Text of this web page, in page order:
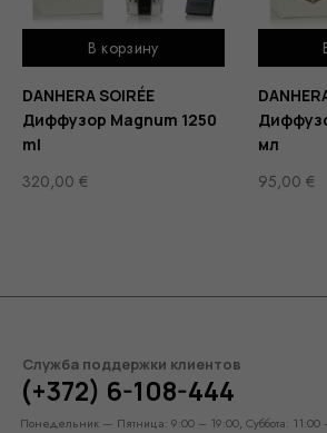
В корзину
DANHERA SOIRÉE
Диффузор Magnum 1250
ml
320,00 €
мл
95,00 €
Служба поддержки клиентов
(+372) 6-108-444
Понедельник — Пятница: 9:00 – 19:00, Суббота: 11:00